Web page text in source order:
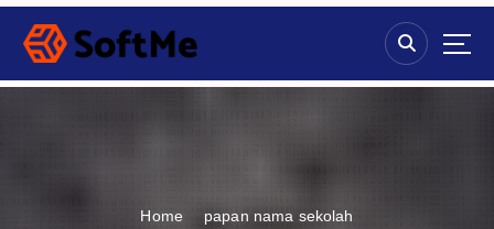
S
p
Home papan nama sekolah